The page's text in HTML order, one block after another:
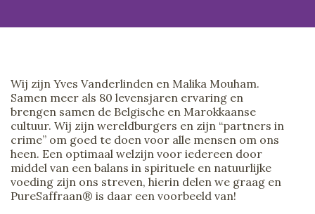
Wij zijn Yves Vanderlinden en Malika Mouham.
Samen meer als 80 levensjaren ervaring en
brengen samen de Belgische en Marokkaanse
cultuur. Wij zijn wereldburgers en zijn “partners in
crime” om goed te doen voor alle mensen om ons
heen. Een optimaal welzijn voor iedereen door
middel van een balans in spirituele en natuurlijke
voeding zijn ons streven, hierin delen we graag en
PureSaffraan® is daar een voorbeeld van!